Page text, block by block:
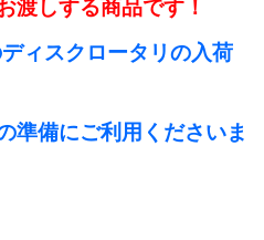
渡しする商品です！
ィスクロータリの入荷
準備にご利用くださいま